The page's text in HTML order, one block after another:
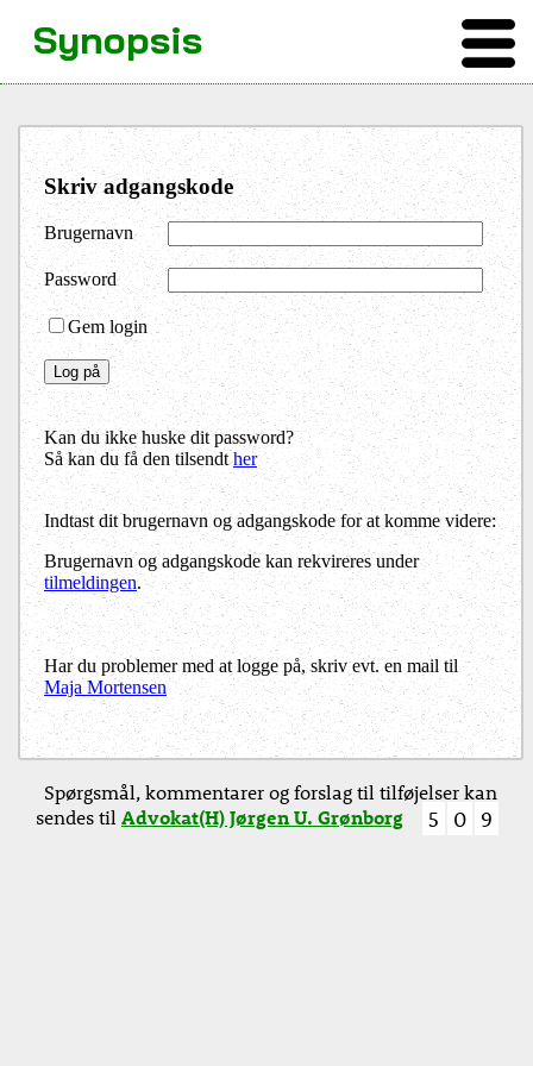
Skriv adgangskode
Brugernavn
Password
Gem login
Kan du ikke huske dit password?
Så kan du få den tilsendther
Indtast dit brugernavn og adgangskode for at komme videre:
Brugernavn og adgangskode kan rekvireres under
tilmeldingen.
Har du problemer med at logge på, skriv evt. en mail til
Maja Mortensen
Synopsis
Spørgsmål, kommentarer og forslag til tilføjelser kan
sendes tilAdvokat(H) Jørgen U. Grønborg 5 0 9